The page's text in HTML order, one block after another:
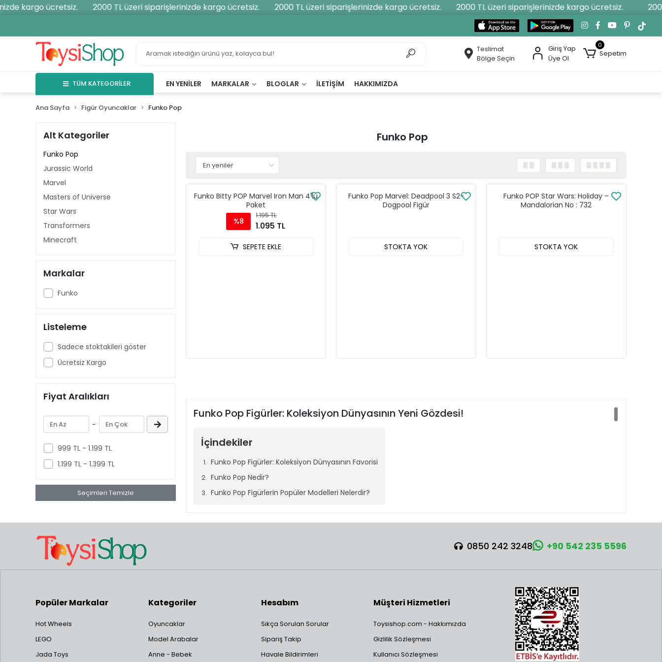
kargo ücretsiz. 2000 TL üzeri siparişlerinizde kargo ücretsiz. 2000 TL üzeri siparişlerinizde kargo ücretsiz. 2000 TL üzeri siparişlerinizde kargo ücretsiz.
Teslimat
Bölge Seçin
Giriş Yap
Üye Ol
0
Sepetim
TÜM KATEGORİLER EN YENILER MARKALAR BLOGLAR İLETIŞIM HAKKIMIZDA
Ana Sayfa Figür Oyuncaklar Funko Pop
Alt Kategoriler
Funko Pop
Jurassic World
Marvel
Masters of Universe
Star Wars
Transformers
Minecraft
Markalar
Funko
Listeleme
Sadece stoktakileri göster
Ücretsiz Kargo
Fiyat Aralıkları
-
999 TL - 1.199 TL
1.199 TL - 1.399 TL
Seçimleri Temizle
Funko Pop
Funko Bitty POP Marvel Iron Man 4'lü
Paket
%8
1.195 TL
1.095 TL
SEPETE EKLE
Funko Pop Marvel: Deadpool 3 S2-
Dogpool Figür
STOKTA YOK
Funko POP Star Wars: Holiday –
Mandalorian No : 732
STOKTA YOK
Funko Pop Figürler: Koleksiyon Dünyasının Yeni Gözdesi!
İçindekiler
Funko Pop Figürler: Koleksiyon Dünyasının Favorisi
Funko Pop Nedir?
Funko Pop Figürlerin Popüler Modelleri Nelerdir?
Funko Pop Figürleri Nereden Satın Alabilirsiniz?
Funko Pop Figürler: Koleksiyon Dünyasının Favorisi
Son yıllarda koleksiyoncuların gözdesi haline gelen Funko Pop figürler, benzersiz tasarımları ve geniş ürün yelpazesiyle büyük ilgi
çekiyor. Özellikle film, dizi, oyun ve çizgi roman karakterlerinin stilize edilmiş mini versiyonları olarak öne çıkan Funko Pop figürler,
eğlenceli ve renkli tasarımlarıyla her yaştan insanın ilgisini çekmeyi başarıyor.
Funko Pop Nedir?
Funko Pop, ABD merkezli Funko şirketinin lisanslı figür koleksiyon serisidir. Vinil malzemeden üretilen bu figürler, kendilerine özgü
büyük kafaları ve sevimli tasarımlarıyla dünya genelinde milyonlarca hayran kazanmıştır. Harry Potter, Marvel, DC Comics, Star Wars,
0850 242 3248 +90 542 235 5596
Popüler Markalar
Hot Wheels
LEGO
Jada Toys
Kategoriler
Oyuncaklar
Model Arabalar
Anne - Bebek
Hesabım
Sıkça Sorulan Sorular
Sipariş Takip
Havale Bildirimleri
Müşteri Hizmetleri
Toysishop.com - Hakkımızda
Gizlilik Sözleşmesi
Kullanıcı Sözleşmesi